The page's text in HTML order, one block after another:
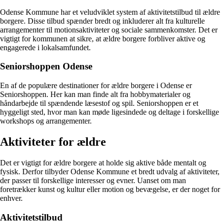
Odense Kommune har et veludviklet system af aktivitetstilbud til ældre
borgere. Disse tilbud spænder bredt og inkluderer alt fra kulturelle
arrangementer til motionsaktiviteter og sociale sammenkomster. Det er
vigtigt for kommunen at sikre, at ældre borgere forbliver aktive og
engagerede i lokalsamfundet.
Seniorshoppen Odense
En af de populære destinationer for ældre borgere i Odense er
Seniorshoppen. Her kan man finde alt fra hobbymaterialer og
håndarbejde til spændende læsestof og spil. Seniorshoppen er et
hyggeligt sted, hvor man kan møde ligesindede og deltage i forskellige
workshops og arrangementer.
Aktiviteter for ældre
Det er vigtigt for ældre borgere at holde sig aktive både mentalt og
fysisk. Derfor tilbyder Odense Kommune et bredt udvalg af aktiviteter,
der passer til forskellige interesser og evner. Uanset om man
foretrækker kunst og kultur eller motion og bevægelse, er der noget for
enhver.
Aktivitetstilbud